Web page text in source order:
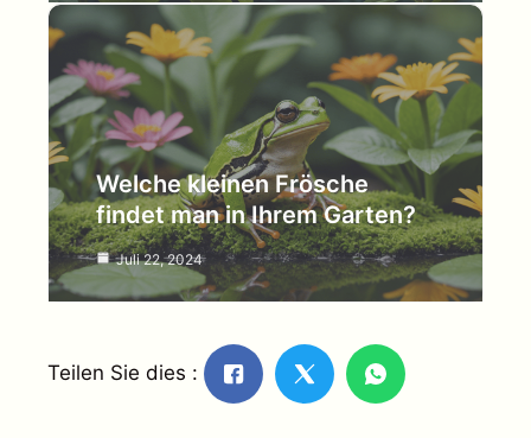
Welche kleinen Frösche
findet man in Ihrem Garten?
Juli 22, 2024
Teilen Sie dies :